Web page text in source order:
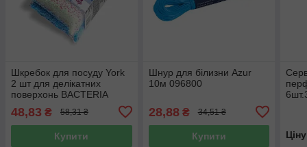
Шкребок для посуду York
2 шт для делікатних
поверхонь BACTERIA
48,83 ₴ 58,31 ₴
Купити
Шнур для білизни Azur
10м 096800
28,88₴ 34,51 ₴
Купити